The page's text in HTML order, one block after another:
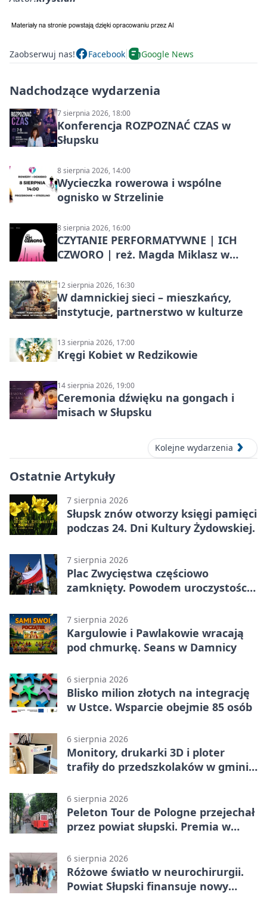
Zaobserwuj nas! Facebook Google News
Nadchodzące wydarzenia
7 sierpnia 2026, 18:00
Konferencja ROZPOZNAĆ CZAS w
Słupsku
8 sierpnia 2026, 14:00
Wycieczka rowerowa i wspólne
ognisko w Strzelinie
8 sierpnia 2026, 16:00
CZYTANIE PERFORMATYWNE | ICH
CZWORO | reż. Magda Miklasz w
12 sierpnia 2026, 16:30
W damnickiej sieci – mieszkańcy,
instytucje, partnerstwo w kulturze
13 sierpnia 2026, 17:00
Kręgi Kobiet w Redzikowie
14 sierpnia 2026, 19:00
Ceremonia dźwięku na gongach i
misach w Słupsku
Kolejne wydarzenia
Ostatnie Artykuły
7 sierpnia 2026
Słupsk znów otworzy księgi pamięci
podczas 24. Dni Kultury Żydowskiej.
7 sierpnia 2026
Plac Zwycięstwa częściowo
zamknięty. Powodem uroczystości
7 sierpnia 2026
Kargulowie i Pawlakowie wracają
pod chmurkę. Seans w Damnicy
6 sierpnia 2026
Blisko milion złotych na integrację
w Ustce. Wsparcie obejmie 85 osób
6 sierpnia 2026
Monitory, drukarki 3D i ploter
trafiły do przedszkolaków w gminie
6 sierpnia 2026
Peleton Tour de Pologne przejechał
przez powiat słupski. Premia w
6 sierpnia 2026
Różowe światło w neurochirurgii.
Powiat Słupski finansuje nowy